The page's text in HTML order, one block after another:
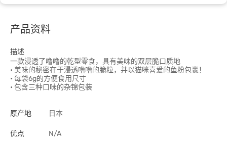
产品资料
描述
一款浸透了噜噜的乾型零食，具有美味的双层脆口质地
• 美味的秘密在于浸透噜噜的脆粒，并以猫咪喜爱的鱼粉包裹！
• 每袋6g的方便食用尺寸
• 包含三种口味的杂锦包装
原产地 日本
优点 N/A